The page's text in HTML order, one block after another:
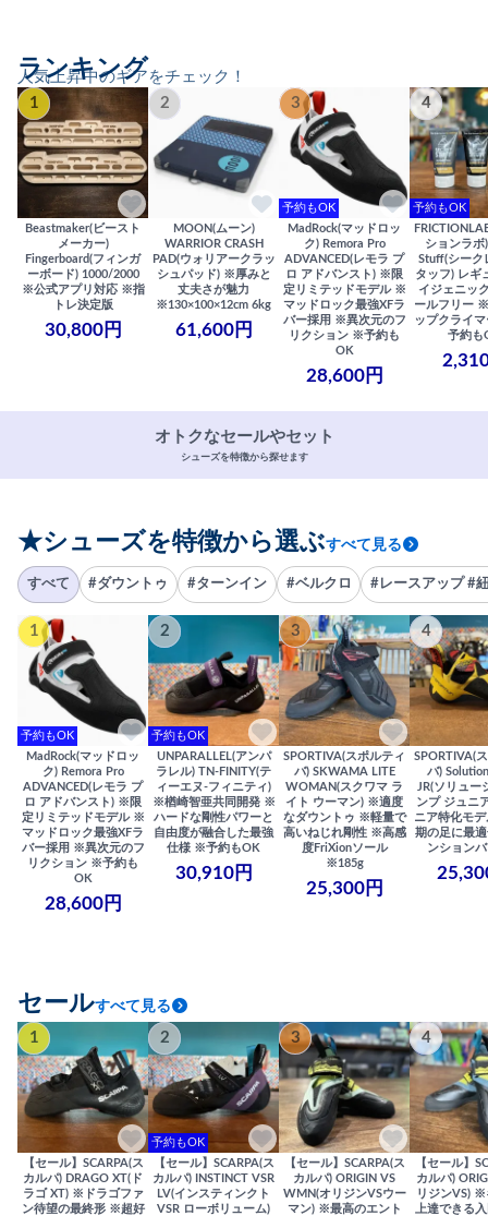
人気上昇中のギアをチェック！
ランキング
1
Beastmaker(ビースト
メーカー)
Fingerboard(フィンガ
ーボード) 1000/2000
※公式アプリ対応 ※指
トレ決定版
30,800円
2
MOON(ムーン)
WARRIOR CRASH
PAD(ウォリアークラッ
シュパッド) ※厚みと
丈夫さが魅力
※130×100×12cm 6kg
61,600円
3
予約もOK
MadRock(マッドロッ
ク) Remora Pro
ADVANCED(レモラ プ
ロ アドバンスト) ※限
定リミテッドモデル ※
マッドロック最強XFラ
バー採用 ※異次元のフ
リクション ※予約も
OK
28,600円
4
予約もOK
ションラボ
Stuff(シーク
タッフ) レギ
イジェニッ
ールフリー
ップクライ
予約も
オトクなセールやセット
シューズを特徴から探せます
★シューズを特徴から選ぶすべて見る
すべて #ダウントゥ #ターンイン #ベルクロ #レースアップ #
1
予約もOK
MadRock(マッドロッ
ク) Remora Pro
ADVANCED(レモラ プ
ロ アドバンスト) ※限
定リミテッドモデル ※
マッドロック最強XFラ
バー採用 ※異次元のフ
リクション ※予約も
OK
28,600円
2
予約もOK
UNPARALLEL(アンパ
ラレル) TN-FINITY(テ
ィーエヌ-フィニティ)
※楢崎智亜共同開発 ※
ハードな剛性パワーと
自由度が融合した最強
仕様 ※予約もOK
30,910円
3
SPORTIVA(スポルティ
バ) SKWAMA LITE
WOMAN(スクワマ ラ
イト ウーマン) ※適度
なダウントゥ ※軽量で
高いねじれ剛性 ※高感
度FriXionソール
※185g
25,300円
4
SPORTIVA(
バ)
JR(ソリュー
ンプ ジュニ
ニア特化モ
期の足に最
ンション
セールすべて見る
1
【セール】SCARPA(ス
カルパ) DRAGO XT(ド
ラゴ XT) ※ドラゴファ
ン待望の最終形 ※超好
2
予約もOK
【セール】SCARPA(ス
カルパ) INSTINCT VSR
LV(インスティンクト
VSR ローボリューム)
3
【セール】SCARPA(ス
カルパ) ORIGIN VS
WMN(オリジンVSウー
マン) ※最高のエント
4
【セール】
カルパ)
リジンVS) ※
上達できる